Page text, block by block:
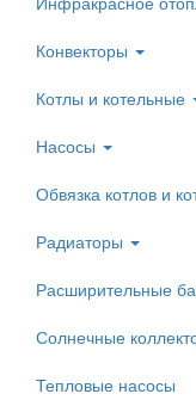
Конвекторы
Котлы и котельные
Насосы
Обвязка котлов и
Радиаторы
Расширительные
Солнечные
Тепловые насосы